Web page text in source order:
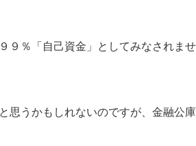
９％「自己資金」としてみなされませ
思うかもしれないのですが、金融公